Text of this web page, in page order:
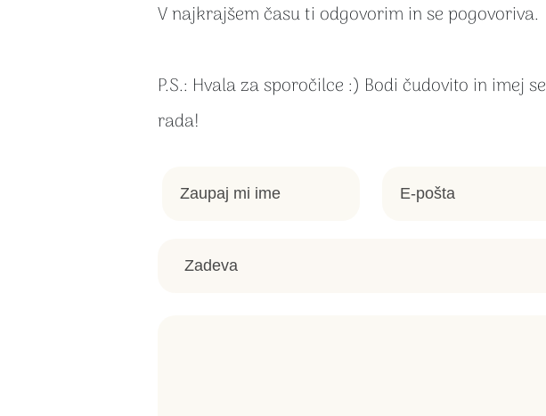
V najkrajšem času ti odgovorim in se pogovoriva.
P.S.: Hvala za sporočilce :) Bodi čudovito in imej se
rada!